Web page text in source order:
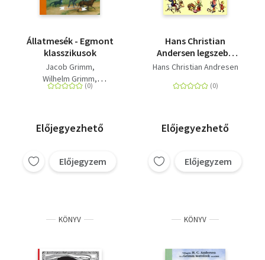
Állatmesék - Egmont
klasszikusok
Jacob Grimm
Wilhelm Grimm
Hans Christian Andresen
Előjegyezhető
Előjegyzem
Hans Christian
Andersen legszebb
meséi
Hans Christian Andresen
Előjegyezhető
Előjegyzem
KÖNYV KÖNYV